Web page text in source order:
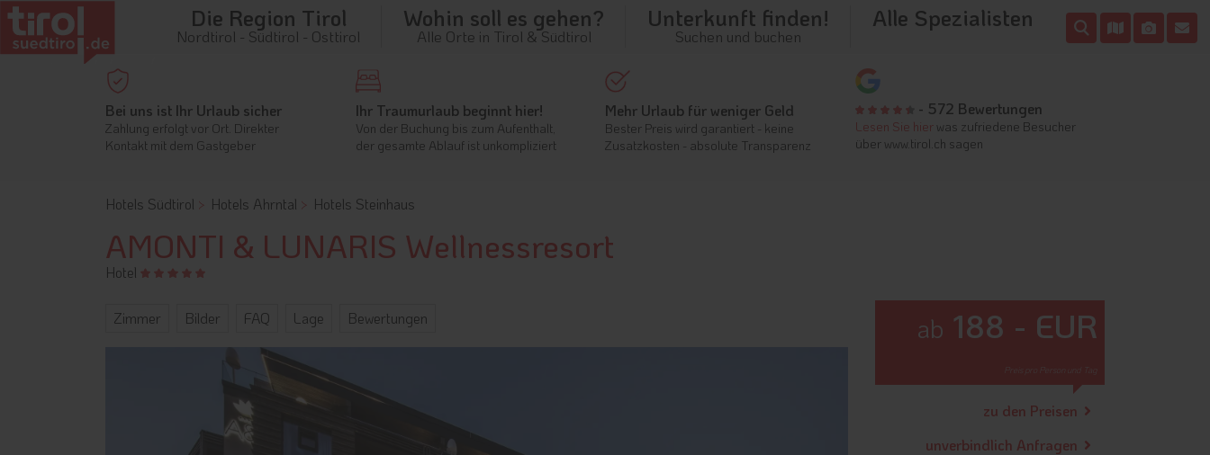
Die Region Tirol
Nordtirol - Südtirol - Osttirol
Wohin soll es gehen?
Alle Orte in Tirol & Südtirol
Unterkunft finden!
Suchen und buchen
Alle Spezialisten
Bei uns ist Ihr Urlaub sicher
Zahlung erfolgt vor Ort. Direkter
Kontakt mit dem Gastgeber
Ihr Traumurlaub beginnt hier!
Von der Buchung bis zum Aufenthalt,
der gesamte Ablauf ist unkompliziert
Mehr Urlaub für weniger Geld
Bester Preis wird garantiert - keine
Zusatzkosten - absolute Transparenz
- 572 Bewertungen
Lesen Sie hierwas zufriedene Besucher
über www.tirol.ch sagen
Hotels Südtirol Hotels Ahrntal Hotels Steinhaus
AMONTI & LUNARIS Wellnessresort
Hotel
Zimmer Bilder FAQ Lage Bewertungen ab 188 - EUR
zu den Preisen
unverbindlich Anfragen